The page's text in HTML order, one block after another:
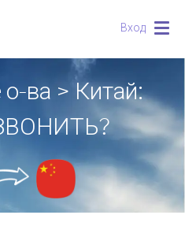
Вход
ва > Китай: